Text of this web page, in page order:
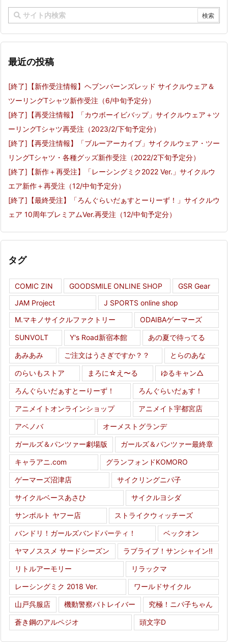
最近の投稿
[終了]【新作受注情報】ヘブンバーンズレッド サイクルウェア＆
ツーリングTシャツ新作受注（6/中旬予定分）
[終了]【再受注情報】「カウボーイビバップ」サイクルウェア＋ツ
ーリングTシャツ再受注（2023/2/下旬予定分）
[終了]【再受注情報】「ブルーアーカイブ」サイクルウェア・ツー
リングTシャツ・各種グッズ新作受注（2022/2下旬予定分）
[終了]【新作＋再受注】「レーシングミク2022 Ver.」サイクルウ
エア新作＋再受注（12/中旬予定分）
[終了]【最終受注】「ろんぐらいだぁすとーりーず！」サイクルウ
ェア 10周年プレミアムVer.再受注（12/中旬予定分）
タグ
COMIC ZIN GOODSMILE ONLINE SHOP
GSR Gear
JAM Project
J SPORTS online shop
M.マキノサイクルファクトリー
ODAIBAゲーマーズ
SUNVOLT Y's Road新宿本館 あの夏で待ってる
あみあみ ご注文はうさぎですか？？ とらのあな
のらいもストア まろに☆え〜る ゆるキャン△
ろんぐらいだぁすとーりーず！ ろんぐらいだぁす！
アニメイトオンラインショップ アニメイト宇都宮店
アベノバ オーメストグランデ
ガールズ＆パンツァー劇場版 ガールズ＆パンツァー最終章
キャラアニ.com グランフォンドKOMORO
ゲーマーズ沼津店 サイクリングニパ子
サイクルベースあさひ サイクルヨシダ
サンボルト ヤフー店 ストライクウィッチーズ
バンドリ！ガールズバンドパーティ！ ベックオン
ヤマノススメ サードシーズン ラブライブ！サンシャイン!!
リトルアーモリー リラックマ
レーシングミク 2018 Ver. ワールドサイクル
山戸呉服店 機動警察パトレイバー 究極！ニパ子ちゃん
蒼き鋼のアルペジオ 頭文字D